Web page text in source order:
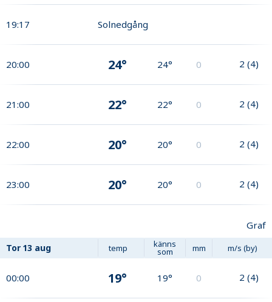
19:17 Solnedgång
20:00 24° 24° 0 2 (4)
21:00 22° 22° 0 2 (4)
22:00 20° 20° 0 2 (4)
23:00 20° 20° 0 2 (4)
Graf
Tor 13 aug temp känns
som mm m/s (by)
00:00 19° 19° 0 2 (4)